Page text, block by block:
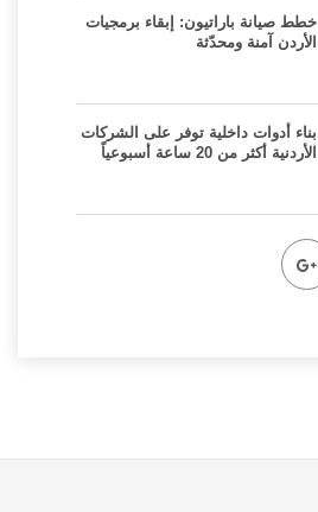
خطط صيانة باراتيون: إبقاء برمجيات
الأردن آمنة ومحدّثة
بناء أدوات داخلية توفر على الشركات
الأردنية أكثر من 20 ساعة أسبوعياً